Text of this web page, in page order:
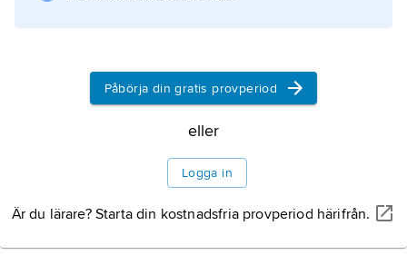
Påbörja din gratis provperiod
eller
Logga in
Är du lärare? Starta din kostnadsfria provperiod härifrån.